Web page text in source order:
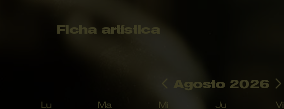
Ficha artística
Agosto 2026
Lu Ma Mi Ju Vi